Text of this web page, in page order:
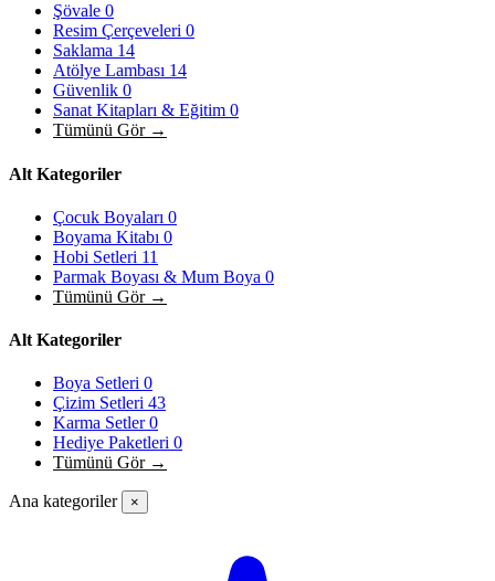
Şövale 0
Resim Çerçeveleri 0
Saklama 14
Atölye Lambası 14
Güvenlik 0
Sanat Kitapları & Eğitim 0
Tümünü Gör →
Alt Kategoriler
Çocuk Boyaları 0
Boyama Kitabı 0
Hobi Setleri 11
Parmak Boyası & Mum Boya 0
Tümünü Gör →
Alt Kategoriler
Boya Setleri 0
Çizim Setleri 43
Karma Setler0
Hediye Paketleri 0
Tümünü Gör →
Ana kategoriler ×